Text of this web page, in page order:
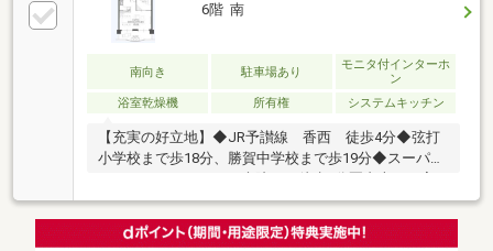
6階 南
南向き 駐車場あり
モニタ付インターホ
ン
浴室乾燥機
所有権 システムキッチン
【充実の好立地】◆JR予讃線 香西 徒歩4分◆弦打
小学校まで歩18分、勝賀中学校まで歩19分◆スーパ
内可能です♪